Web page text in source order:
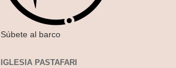
Súbete al barco
IGLESIA PASTAFARI